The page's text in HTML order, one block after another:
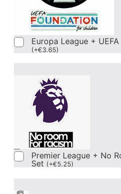
Europa League +
(+€3.65)
Premier League + No
Set (+€5.25)